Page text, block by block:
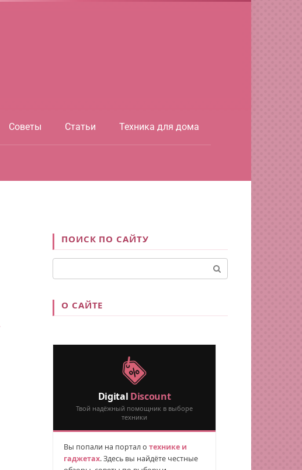
Советы Статьи Техника для дома
ПОИСК ПО САЙТУ
О САЙТЕ
Digital Discount
Твой надёжный помощник в выборе
техники
Вы попали на портал о технике и
гаджетах. Здесь вы найдёте честные